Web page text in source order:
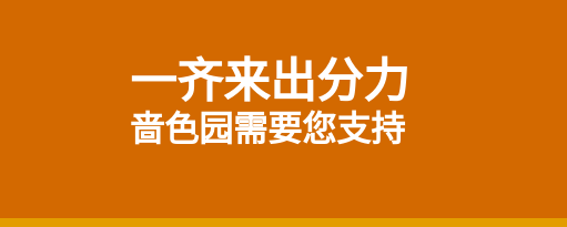
一齐来出分力
啬色园需要您支持